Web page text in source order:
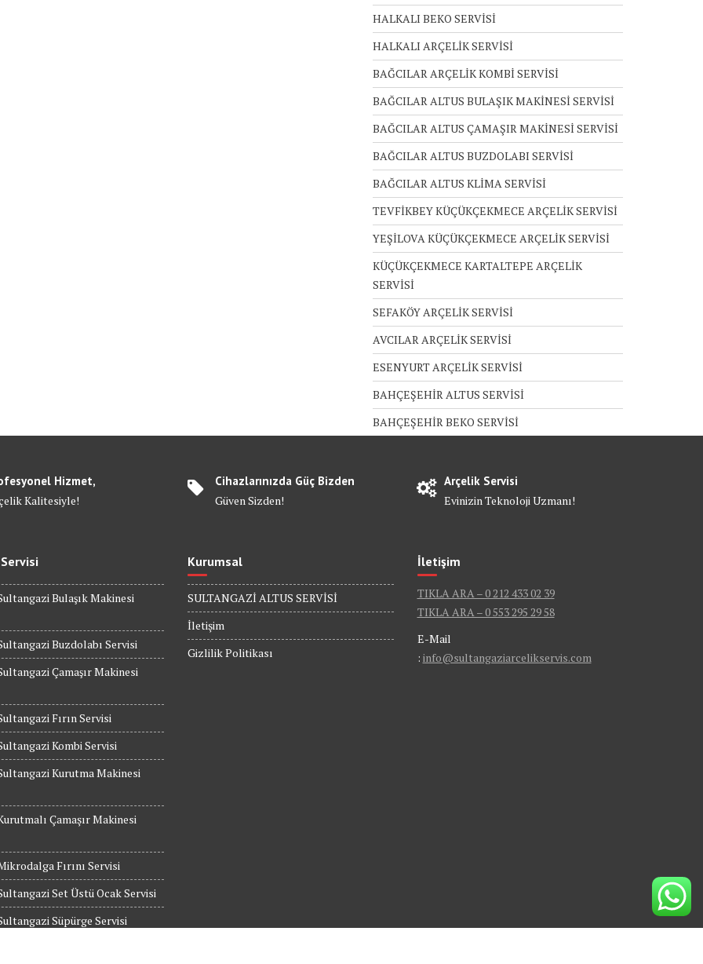
HALKALI BEKO SERVİSİ
HALKALI ARÇELİK SERVİSİ
BAĞCILAR ARÇELİK KOMBİ SERVİSİ
BAĞCILAR ALTUS BULAŞIK MAKİNESİ SERVİSİ
BAĞCILAR ALTUS ÇAMAŞIR MAKİNESİ SERVİSİ
BAĞCILAR ALTUS BUZDOLABI SERVİSİ
BAĞCILAR ALTUS KLİMA SERVİSİ
TEVFİKBEY KÜÇÜKÇEKMECE ARÇELİK SERVİSİ
YEŞİLOVA KÜÇÜKÇEKMECE ARÇELİK SERVİSİ
KÜÇÜKÇEKMECE KARTALTEPE ARÇELİK
SERVİSİ
SEFAKÖY ARÇELİK SERVİSİ
AVCILAR ARÇELİK SERVİSİ
ESENYURT ARÇELİK SERVİSİ
BAHÇEŞEHİR ALTUS SERVİSİ
BAHÇEŞEHİR BEKO SERVİSİ
Hizmet,
Kalitesiyle!
Cihazlarınızda Güç Bizden
Güven Sizden!
Arçelik Servisi
Evinizin Teknoloji Uzmanı!
Bulaşık Makinesi
Buzdolabı Servisi
Çamaşır Makinesi
Fırın Servisi
Kombi Servisi
Kurutma Makinesi
Çamaşır Makinesi
Fırını Servisi
Set Üstü Ocak Servisi
Süpürge Servisi
Kurumsal
SULTANGAZİ ALTUS SERVİSİ
İletişim
Gizlilik Politikası
İletişim
TIKLA ARA – 0 212 433 02 39
TIKLA ARA – 0 553 295 29 58
E-Mail
: info@sultangaziarcelikservis.com